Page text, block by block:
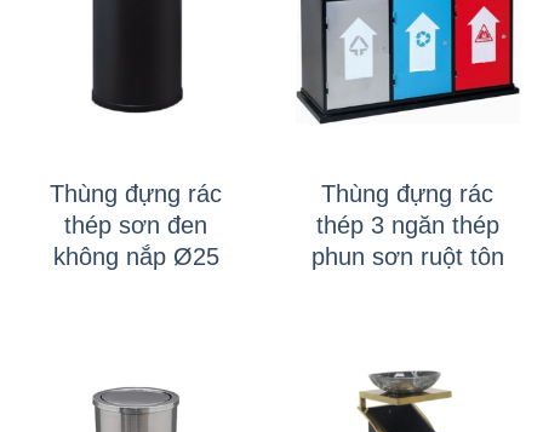
Thùng đựng rác
thép sơn đen
không nắp Ø25
Thùng đựng rác
thép 3 ngăn thép
phun sơn ruột tôn